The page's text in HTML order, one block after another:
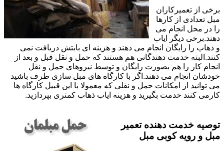
برخی از تعمیرکاران
مبل تعدادی از کارها
را در محل انجام می
دهند.برخی دیگر ایاب
و ذهاب را رایگان انجام می دهند و هزینه ای بابتش دریافت نمی
کنند.البته خدمت دهندگانی هم هستند که حمل و نقل قبل و بعد از
انجام کار را هم بصورت رایگان و توسط نیروهای حمل و نقل
خودشان انجام می دهند.اگر با کارگاه های مبل سازی طرف باشید
می توانید از امکانات حمل و نقلی که معمولا با این قبیل کارگاه ها
کارمی کنند خدمت بگیرید و هزینه ایاب ذهاب کمتری بپردازید.
توصیه خدمت دهنده تعمیر
مبل و رویه کوبی مبل